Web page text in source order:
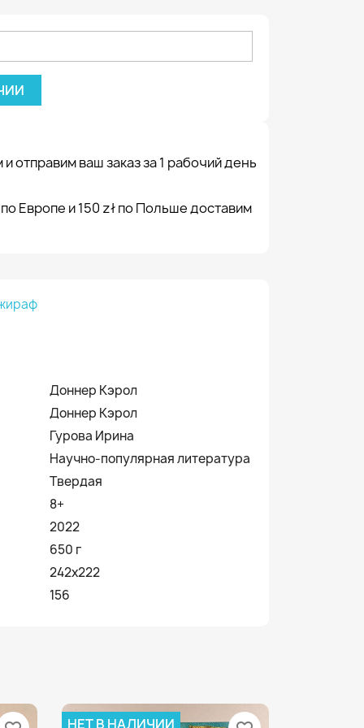
отправим ваш заказ за 1 рабочий день
Европе и 150 zł по Польше доставим
Доннер Кэрол
Доннер Кэрол
Гурова Ирина
Научно-популярная литература
Твердая
8+
2022
650 г
242x222
156
НЕТ В НАЛИЧИИ